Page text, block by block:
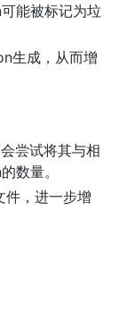
能被标记为垃
生成，从而增
尝试将其与相
数量。
件，进一步增